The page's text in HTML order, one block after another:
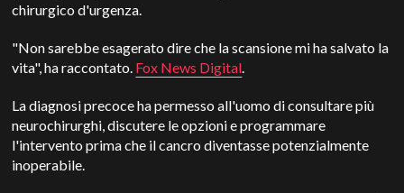
chirurgico d'urgenza.
"Non sarebbe esagerato dire che la scansione mi ha salvato la
vita", ha raccontato. Fox News Digital.
La diagnosi precoce ha permesso all'uomo di consultare più
neurochirurghi, discutere le opzioni e programmare
l'intervento prima che il cancro diventasse potenzialmente
inoperabile.